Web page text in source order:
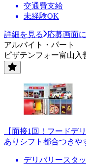
交通費支給
未経験OK
詳細を見る
応募画面
アルバイト・パート
ピザテンフォー富山入
【面接1回！フードデ
ありシフト都合つきや
デリバリースタ